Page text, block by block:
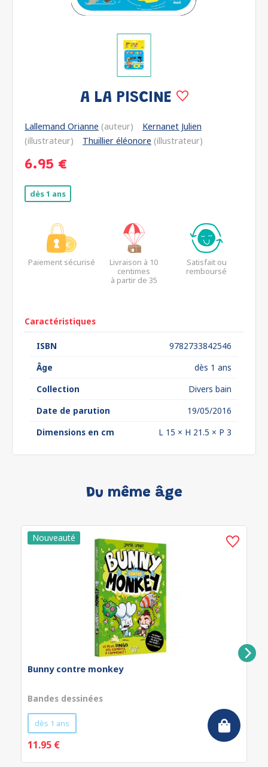
A LA PISCINE
Lallemand Orianne (auteur)
Kernanet Julien
(illustrateur)
Thuillier éléonore (illustrateur)
6.95 €
dès 1 ans
Paiement sécurisé
Livraison à 10
centimes
à partir de 35
Satisfait ou
remboursé
Caractéristiques
ISBN
9782733842546
Âge
dès 1 ans
Collection
Divers bain
Date de parution
19/05/2016
Dimensions en cm
L 15 × H 21.5 × P 3
Du même âge
Bunny contre monkey
Bandes dessinées
dès 1 ans
11.95 €